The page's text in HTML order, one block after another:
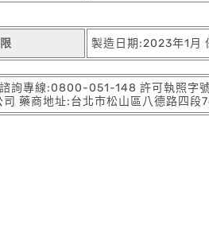
製造日期:2023年1月
詢專線:0800-051-148 許可執照字
司 藥商地址:台北市松山區八德路四